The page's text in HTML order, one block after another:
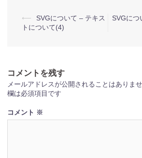
投
稿
ゲ
ー
シ
ョ
⟵
SVGについて – テキス
トについて(4)
SVGにつ
コメントを残す
メールアドレスが公開されることはありませ
欄は必須項目です
コメント ※